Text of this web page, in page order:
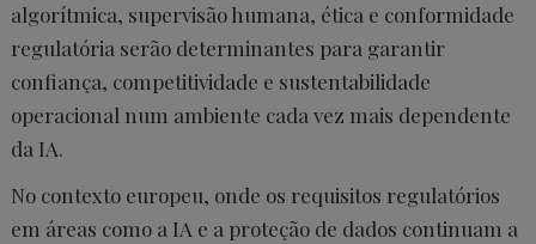
algorítmica, supervisão humana, ética e conformidade
regulatória serão determinantes para garantir
confiança, competitividade e sustentabilidade
operacional num ambiente cada vez mais dependente
da IA.
No contexto europeu, onde os requisitos regulatórios
em áreas como a IA e a proteção de dados continuam a